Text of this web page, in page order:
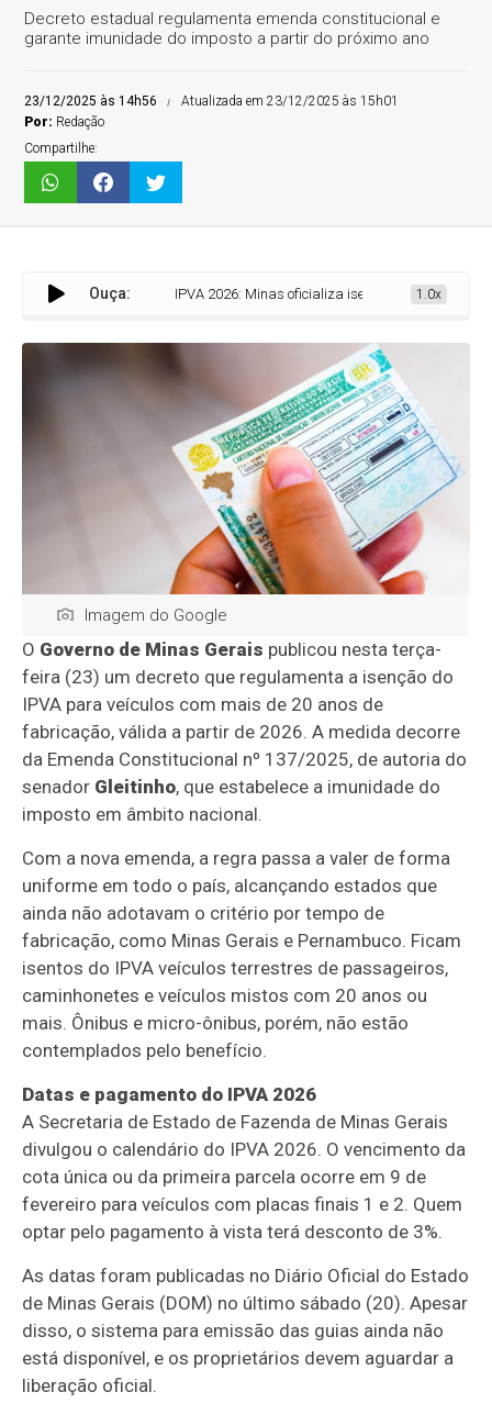
Decreto estadual regulamenta emenda constitucional e
garante imunidade do imposto a partir do próximo ano
23/12/2025 às 14h56
Atualizada em 23/12/2025 às 15h01
Por: Redação
Compartilhe:
Ouça:IPVA 2026: Minas oficializa isenção para veículos com mais
1.0x
Imagem do Google
O Governo de Minas Gerais publicou nesta terça-
feira (23) um decreto que regulamenta a isenção do
IPVA para veículos com mais de 20 anos de
fabricação, válida a partir de 2026. A medida decorre
da Emenda Constitucional nº 137/2025, de autoria do
senador Gleitinho, que estabelece a imunidade do
imposto em âmbito nacional.
Com a nova emenda, a regra passa a valer de forma
uniforme em todo o país, alcançando estados que
ainda não adotavam o critério por tempo de
fabricação, como Minas Gerais e Pernambuco. Ficam
isentos do IPVA veículos terrestres de passageiros,
caminhonetes e veículos mistos com 20 anos ou
mais. Ônibus e micro-ônibus, porém, não estão
contemplados pelo benefício.
Datas e pagamento do IPVA 2026
A Secretaria de Estado de Fazenda de Minas Gerais
divulgou o calendário do IPVA 2026. O vencimento da
cota única ou da primeira parcela ocorre em 9 de
fevereiro para veículos com placas finais 1 e 2. Quem
optar pelo pagamento à vista terá desconto de 3%.
As datas foram publicadas no Diário Oficial do Estado
de Minas Gerais (DOM) no último sábado (20). Apesar
disso, o sistema para emissão das guias ainda não
está disponível, e os proprietários devem aguardar a
liberação oficial.